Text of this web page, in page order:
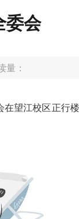
委会
：
在望江校区正行